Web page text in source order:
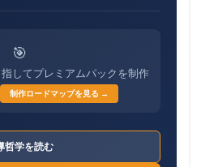
🎯
してプレミアムパックを制作
制作ロードマップを見る →
哲学を読む